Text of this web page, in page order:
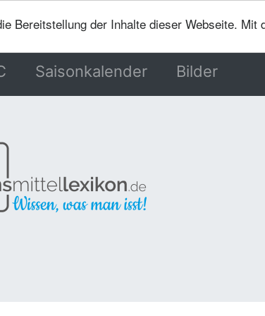
Bereitstellung der Inhalte dieser Webseite.
Saisonkalender Bilder